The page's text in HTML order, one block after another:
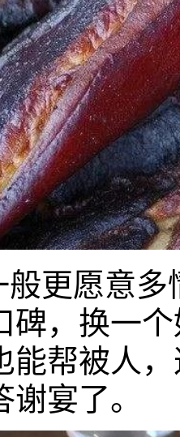
般更愿意
碑，换一
能帮被人
宴了。